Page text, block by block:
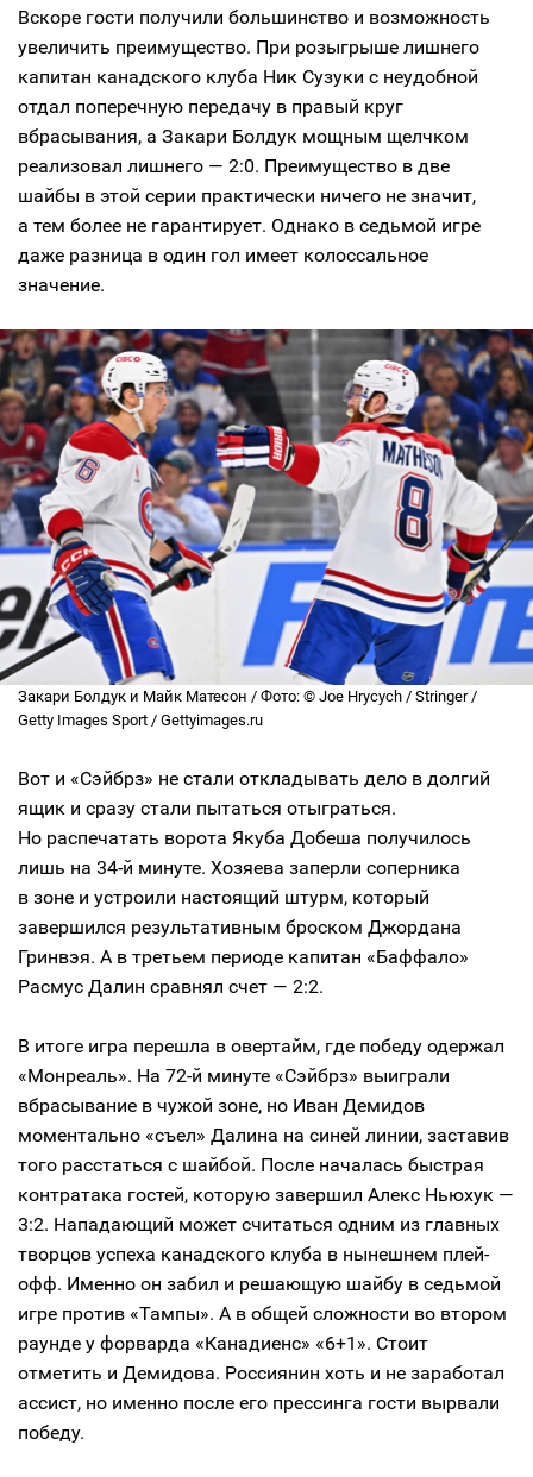
Вскоре гости получили большинство и возможность
увеличить преимущество. При розыгрыше лишнего
капитан канадского клуба Ник Сузуки с неудобной
отдал поперечную передачу в правый круг
вбрасывания, а Закари Болдук мощным щелчком
реализовал лишнего — 2:0. Преимущество в две
шайбы в этой серии практически ничего не значит,
а тем более не гарантирует. Однако в седьмой игре
даже разница в один гол имеет колоссальное
значение.
Закари Болдук и Майк Матесон / Фото: © Joe Hrycych / Stringer /
Getty Images Sport / Gettyimages.ru
Вот и «Сэйбрз» не стали откладывать дело в долгий
ящик и сразу стали пытаться отыграться.
Но распечатать ворота Якуба Добеша получилось
лишь на 34-й минуте. Хозяева заперли соперника
в зоне и устроили настоящий штурм, который
завершился результативным броском Джордана
Гринвэя. А в третьем периоде капитан «Баффало»
Расмус Далин сравнял счет — 2:2.
В итоге игра перешла в овертайм, где победу одержал
«Монреаль». На 72-й минуте «Сэйбрз» выиграли
вбрасывание в чужой зоне, но Иван Демидов
моментально «съел» Далина на синей линии, заставив
того расстаться с шайбой. После началась быстрая
контратака гостей, которую завершил Алекс Ньюхук —
3:2. Нападающий может считаться одним из главных
творцов успеха канадского клуба в нынешнем плей-
офф. Именно он забил и решающую шайбу в седьмой
игре против «Тампы». А в общей сложности во втором
раунде у форварда «Канадиенс» «6+1». Стоит
отметить и Демидова. Россиянин хоть и не заработал
ассист, но именно после его прессинга гости вырвали
победу.